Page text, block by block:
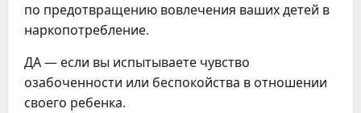
по предотвращению вовлечения ваших детей в
наркопотребление.
ДА — если вы испытываете чувство
озабоченности или беспокойства в отношении
своего ребенка.